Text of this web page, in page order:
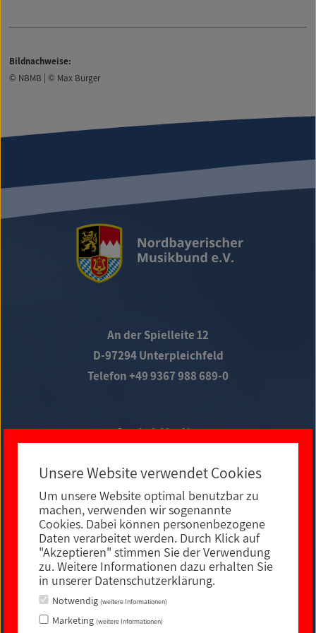
Bildnachweise:
© NBMB | © Max Burger
An der Spielleite 12
D-97294 Unterpleichfeld
Telefon +49 9367 988 689-0
Social Media
E-MAIL KONTAKT
Unsere Website verwendet Cookies
Um unsere Website optimal benutzbar zu
machen, verwenden wir sogenannte
Cookies. Dabei können personenbezogene
Daten verarbeitet werden. Durch Klick auf
"Akzeptieren" stimmen Sie der Verwendung
zu. Weitere Informationen dazu erhalten Sie
in unserer Datenschutzerklärung.
Notwendig (weitere Informationen)
Marketing (weitere Informationen)